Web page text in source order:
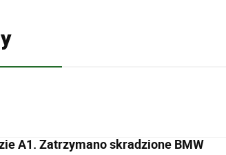
A1. Zatrzymano skradzione BMW